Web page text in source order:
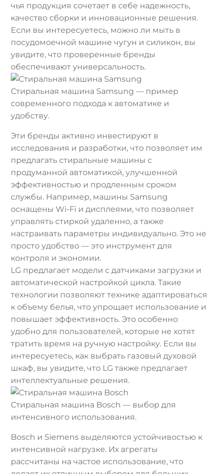
чья продукция сочетает в себе надежность,
качество сборки и инновационные решения.
Если вы интересуетесь, можно ли мыть в
посудомоечной машине чугун и силикон, вы
увидите, что проверенные бренды
обеспечивают универсальность.
Стиральная машина Samsung — пример
современного подхода к автоматике и
удобству.
Эти бренды активно инвестируют в
исследования и разработки, что позволяет им
предлагать стиральные машины с
продуманной автоматикой, улучшенной
эффективностью и продленным сроком
службы. Например, машины Samsung
оснащены Wi-Fi и дисплеями, что позволяет
управлять стиркой удаленно, а также
настраивать параметры индивидуально. Это не
просто удобство — это инструмент для
контроля и экономии.
LG предлагает модели с датчиками загрузки и
автоматической настройкой цикла. Такие
технологии позволяют технике адаптироваться
к объему белья, что упрощает использование и
повышает эффективность. Это особенно
удобно для пользователей, которые не хотят
тратить время на ручную настройку. Если вы
интересуетесь, как выбрать газовый духовой
шкаф, вы увидите, что LG также предлагает
интеллектуальные решения.
Стиральная машина Bosch — выбор для
интенсивного использования.
Bosch и Siemens выделяются устойчивостью к
интенсивной нагрузке. Их агрегаты
рассчитаны на частое использование, что